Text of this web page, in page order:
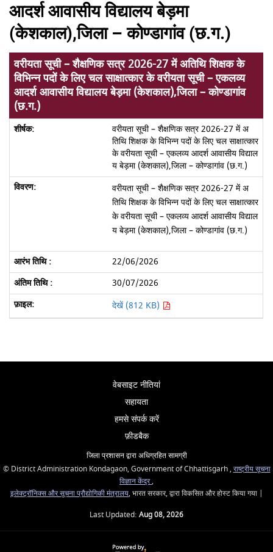
आदर्श आवासीय विद्यालय बेड़मा
(केशकाल),जिला – कोण्डागांव (छ.ग.)
वरीयता सूची – शैक्षणिक सत्र 2026-27 में अतिथि शिक्षक के
विभिन्न पदों के लिए चल साक्षात्कार के वरीयता सूची – एकलव्य
आदर्श आवासीय विद्यालय बेड़मा (केशकाल),जिला – कोण्डागांव
(छ.ग.)
वरीयता सूची – शैक्षणिक सत्र 2026-27 में अ
तिथि शिक्षक के विभिन्न पदों के लिए चल साक्षात्कार
के वरीयता सूची – एकलव्य आदर्श आवासीय विद्याल
य बेड़मा (केशकाल),जिला – कोण्डागांव (छ.ग.)
वरीयता सूची – शैक्षणिक सत्र 2026-27 में अ
तिथि शिक्षक के विभिन्न पदों के लिए चल साक्षात्कार
के वरीयता सूची – एकलव्य आदर्श आवासीय विद्याल
य बेड़मा (केशकाल),जिला – कोण्डागांव (छ.ग.)
22/06/2026
30/07/2026
देखें (812 KB)
वेबसाइट नीतियां
सहायता
हमसे संपर्क करें
फ़ीडबैक
जिला प्रशासन द्वारा अधिग्रहित सामग्री
© District Administration Kondagaon, Government of Chhattisgarh , राष्ट्रीय सूचना
विज्ञान केंद्र,
इलेक्ट्रॉनिक्स और सूचना प्रौद्योगिकी मंत्रालय, भारत सरकार, द्वारा विकसित और होस्ट किया गया |
Last Updated: Aug 08, 2026